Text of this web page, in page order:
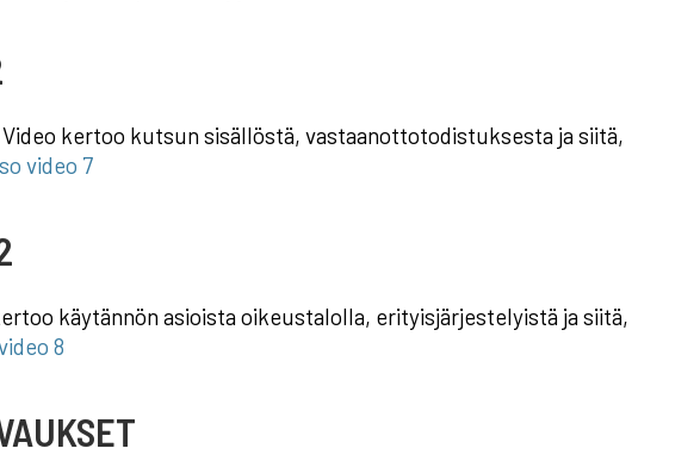
kertoo kutsun sisällöstä, vastaanottotodistuksesta ja siitä,
video 7
käytännön asioista oikeustalolla, erityisjärjestelyistä ja siitä,
8